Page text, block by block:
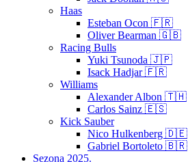
Haas
Esteban Ocon 🇫🇷
Oliver Bearman 🇬🇧
Racing Bulls
Yuki Tsunoda 🇯🇵
Isack Hadjar 🇫🇷
Williams
Alexander Albon 🇹🇭
Carlos Sainz 🇪🇸
Kick Sauber
Nico Hulkenberg 🇩🇪
Gabriel Bortoleto 🇧🇷
Sezona 2025.